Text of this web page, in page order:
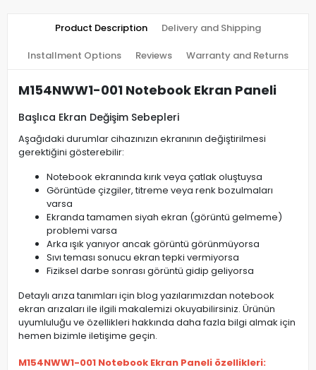
Product Description Delivery and Shipping
Installment Options Reviews Warranty and Returns
M154NWW1-001 Notebook Ekran Paneli
Başlıca Ekran Değişim Sebepleri
Aşağıdaki durumlar cihazınızın ekranının değiştirilmesi
gerektiğini gösterebilir:
Notebook ekranında kırık veya çatlak oluştuysa
Görüntüde çizgiler, titreme veya renk bozulmaları
varsa
Ekranda tamamen siyah ekran (görüntü gelmeme)
problemi varsa
Arka ışık yanıyor ancak görüntü görünmüyorsa
Sıvı teması sonucu ekran tepki vermiyorsa
Fiziksel darbe sonrası görüntü gidip geliyorsa
Detaylı arıza tanımları için blog yazılarımızdan notebook
ekran arızaları ile ilgili makalemizi okuyabilirsiniz. Ürünün
uyumluluğu ve özellikleri hakkında daha fazla bilgi almak için
hemen bizimle iletişime geçin.
M154NWW1-001 Notebook Ekran Paneli özellikleri: